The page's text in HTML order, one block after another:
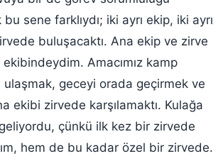
sene farklıydı; iki ayrı ekip, iki ayrı
buluşacaktı. Ana ekip ve zirve
Amacımız kamp
geceyi orada geçirmek ve
ekibi zirvede karşılamaktı. Kulağa
çünkü ilk kez bir zirvede
hem de bu kadar özel bir zirvede.